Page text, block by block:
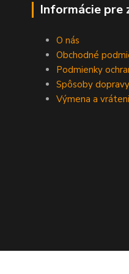
Informácie pre
O nás
Obchodné
Podmienky
Spôsoby
Výmena a